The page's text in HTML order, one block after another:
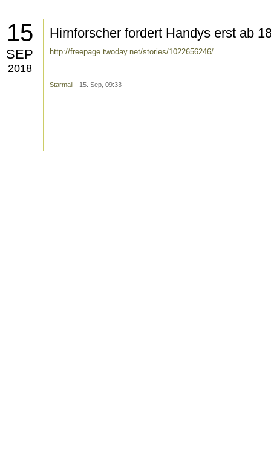
15
SEP
2018
Hirnforscher fordert Handys erst ab
http://freepage.twoday.net/stories/1022656246/
Starmail - 15. Sep, 09:33